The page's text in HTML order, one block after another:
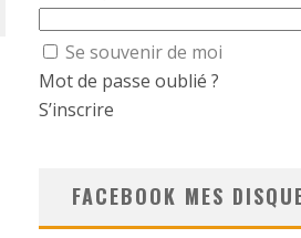
Se souvenir de moi
Mot de passe oublié ?
S’inscrire
FACEBOOK MES